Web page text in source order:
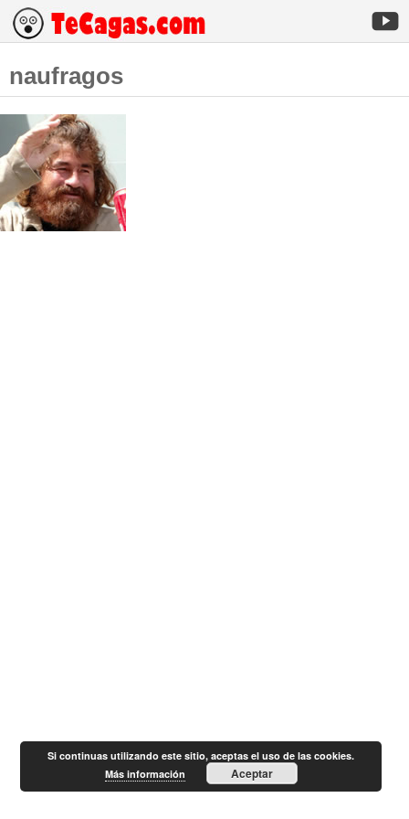
naufragos
Si continuas utilizando este sitio, aceptas el uso de las cookies.
Más información
Aceptar